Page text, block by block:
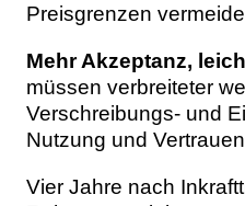
Preisgrenzen
Mehr Akzeptanz,
müssen verbreiteter
Verschreibungs- und
Nutzung und
Vier Jahre nach